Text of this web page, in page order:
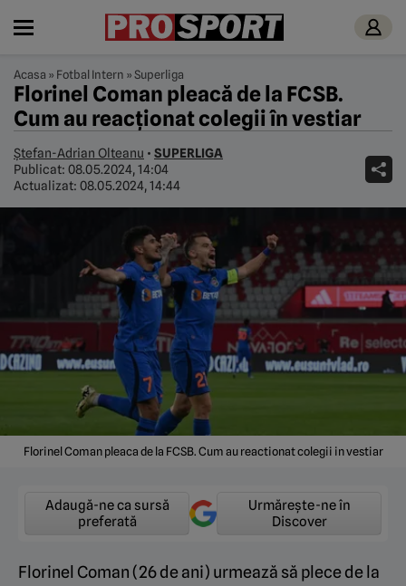
Acasa » Fotbal Intern »Superliga
Florinel Coman pleacă de la FCSB.
Cum au reacționat colegii în vestiar
Ștefan-Adrian Olteanu • SUPERLIGA
Publicat: 08.05.2024, 14:04
Actualizat: 08.05.2024, 14:44
Florinel Coman pleaca de la FCSB. Cum au reactionat colegii in vestiar
Adaugă-ne ca sursă
preferată
Urmărește-ne în
Discover
Florinel Coman (26 de ani) urmează să plece de la